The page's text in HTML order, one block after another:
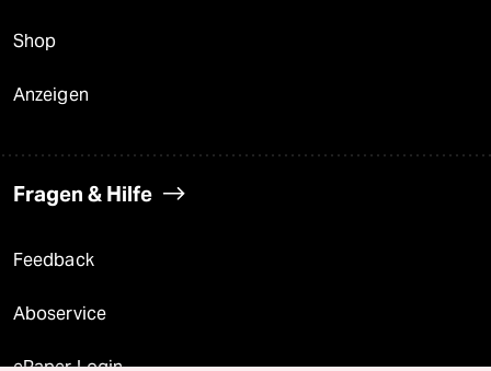
Shop
Anzeigen
Fragen & Hilfe
Feedback
Aboservice